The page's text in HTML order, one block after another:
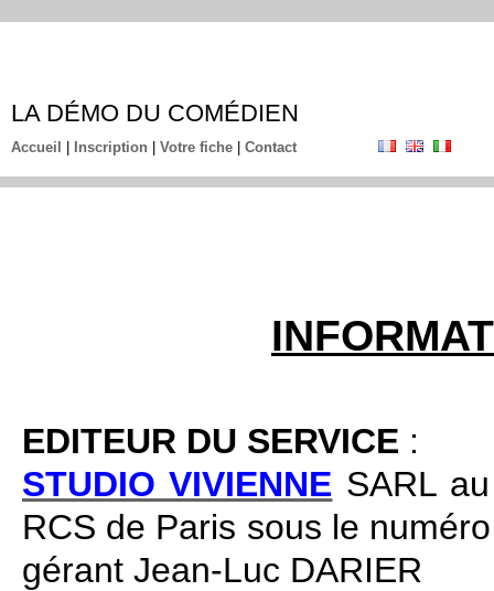
LA DÉMO DU COMÉDIEN
Accueil Inscription Votre fiche Contact
EDITEUR DU SERVICE :
STUDIO VIVIENNE SARL
RCS de Paris sous le
gérant Jean-Luc DARIER